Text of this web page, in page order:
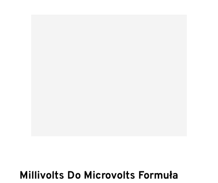
Millivolts Do Microvolts Formuła